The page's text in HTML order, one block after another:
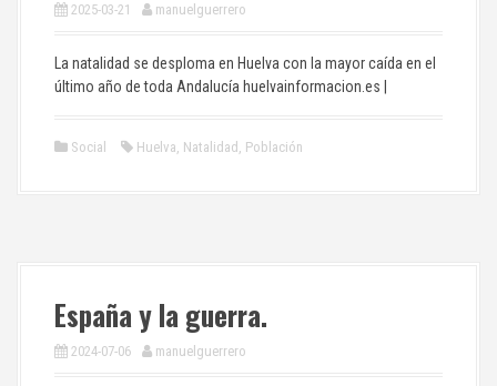
2025-03-21 manuelguerrero
La natalidad se desploma en Huelva con la mayor caída en el
último año de toda Andalucía huelvainformacion.es |
Social Huelva, Natalidad , Población
España y la guerra.
2024-07-06 manuelguerrero